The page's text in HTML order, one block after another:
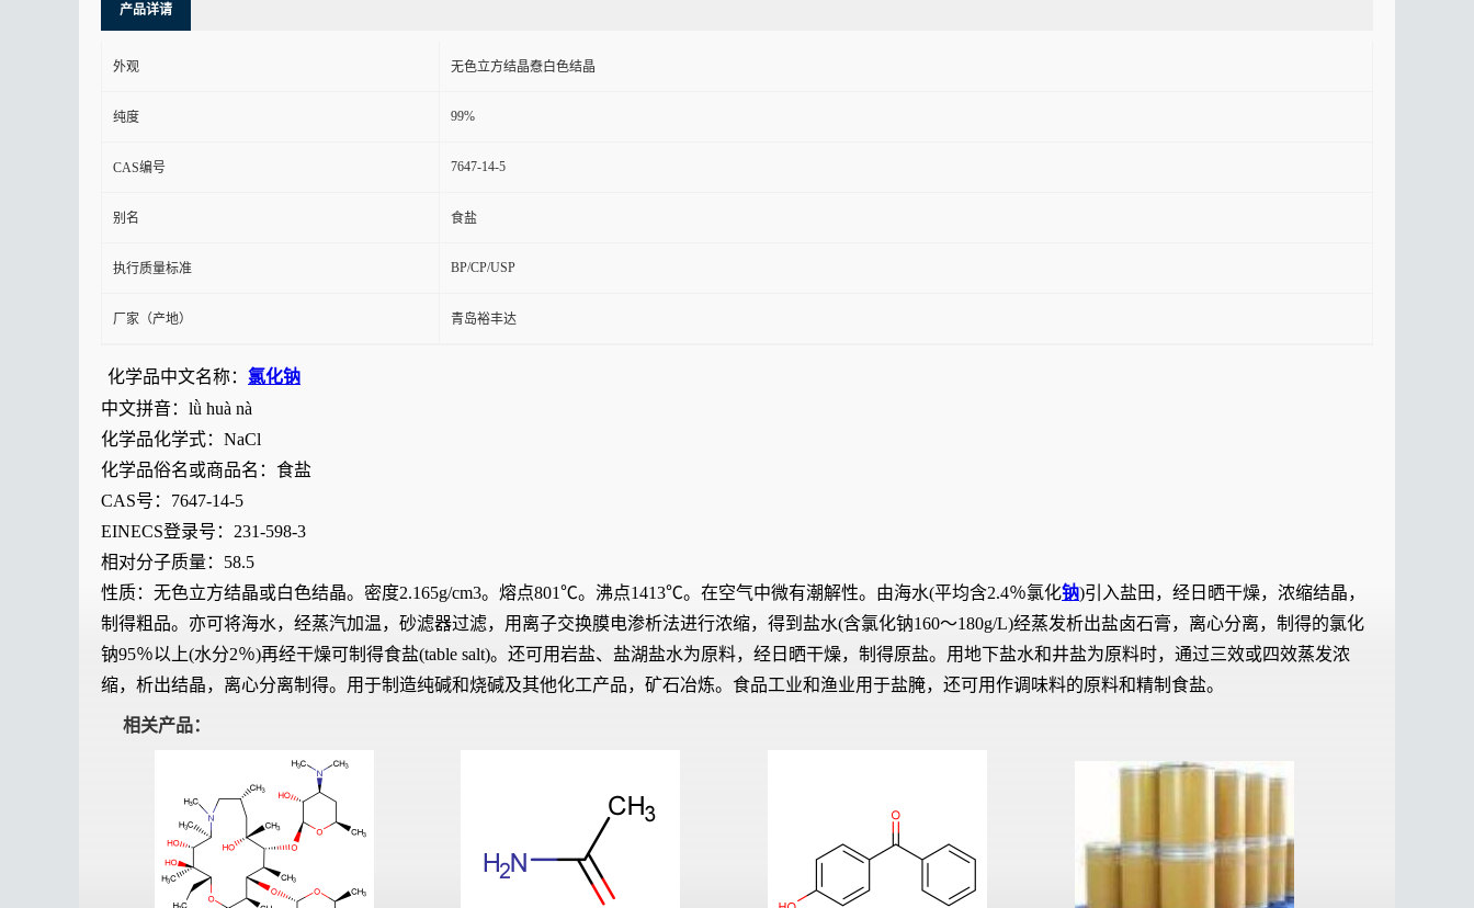
产品详请
外观 无色立方结晶憃白色结晶
纯度 99%
CAS编号 7647-14-5
别名 食盐
执行质量标准 BP/CP/USP
厂家（产地） 青岛裕丰达
化学品中文名称： 氯化钠
中文拼音：lǜ huà nà
化学品化学式：NaCl
化学品俗名或商品名：食盐
CAS号：7647-14-5
EINECS登录号：231-598-3
相对分子质量：58.5
性质：无色立方结晶或白色结晶。密度2.165g/cm3。熔点801℃。沸点1413℃。在空气中微有潮解性。由海水(平均含2.4％氯化钠)引入盐田，经日晒干燥，浓缩结晶，
制得粗品。亦可将海水，经蒸汽加温，砂滤器过滤，用离子交换膜电渗析法进行浓缩，得到盐水(含氯化钠160～180g/L)经蒸发析出盐卤石膏，离心分离，制得的氯化
钠95％以上(水分2％)再经干燥可制得食盐(table salt)。还可用岩盐、盐湖盐水为原料，经日晒干燥，制得原盐。用地下盐水和井盐为原料时，通过三效或四效蒸发浓
缩，析出结晶，离心分离制得。用于制造纯碱和烧碱及其他化工产品，矿石冶炼。食品工业和渔业用于盐腌，还可用作调味料的原料和精制食盐。
相关产品：